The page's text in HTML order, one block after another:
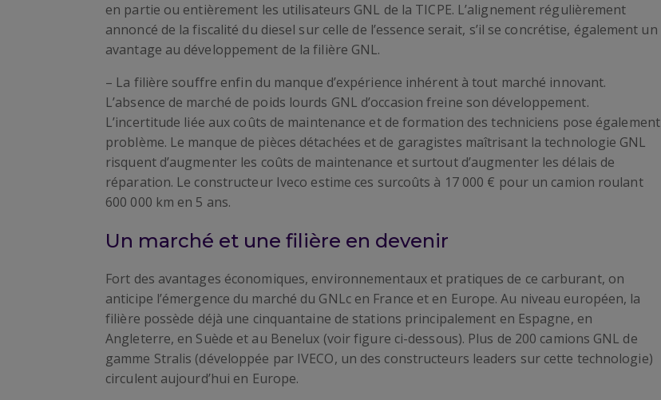
en partie ou entièrement les utilisateurs GNL de la TICPE. L’alignement régulièrement
annoncé de la fiscalité du diesel sur celle de l’essence serait, s’il se concrétise, également un
avantage au développement de la filière GNL.
– La filière souffre enfin du manque d’expérience inhérent à tout marché innovant.
L’absence de marché de poids lourds GNL d’occasion freine son développement.
L’incertitude liée aux coûts de maintenance et de formation des techniciens pose également
problème. Le manque de pièces détachées et de garagistes maîtrisant la technologie GNL
risquent d’augmenter les coûts de maintenance et surtout d’augmenter les délais de
réparation. Le constructeur Iveco estime ces surcoûts à 17 000 € pour un camion roulant
600 000 km en 5 ans.
Un marché et une filière en devenir
Fort des avantages économiques, environnementaux et pratiques de ce carburant, on
anticipe l’émergence du marché du GNLc en France et en Europe. Au niveau européen, la
filière possède déjà une cinquantaine de stations principalement en Espagne, en
Angleterre, en Suède et au Benelux (voir figure ci-dessous). Plus de 200 camions GNL de
gamme Stralis (développée par IVECO, un des constructeurs leaders sur cette technologie)
circulent aujourd’hui en Europe.